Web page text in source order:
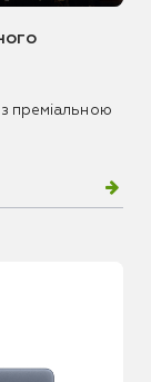
з преміальною